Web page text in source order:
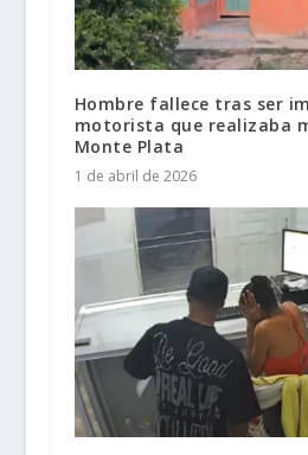
Hombre fallece tras ser
motorista que realizaba
Monte Plata
1 de abril de 2026